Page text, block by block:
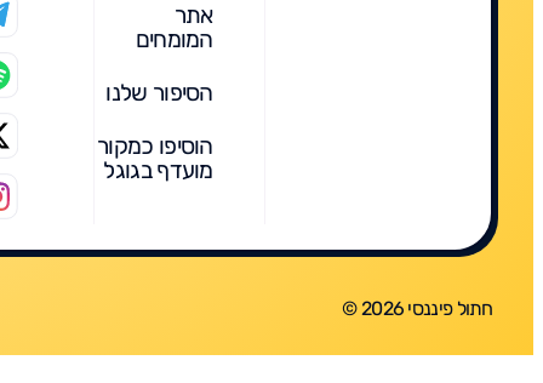
אתר
המומחים
הסיפור שלנו
הוסיפו כמקור
מועדף בגוגל
חתול פיננסי 2026 ©